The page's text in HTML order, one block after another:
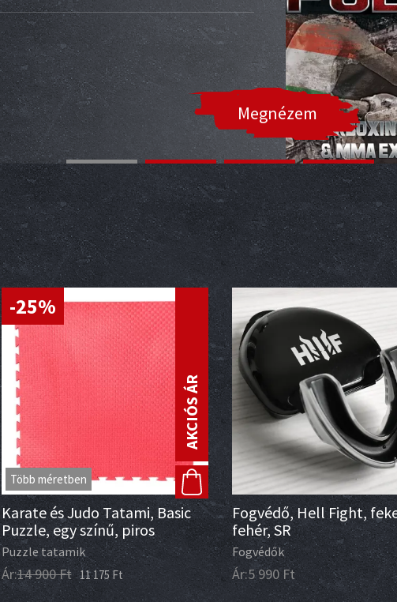
Megnézem
AKCIÓS ÁR
Több méretben
-25%
Karate és Judo Tatami, Basic
Puzzle, egy színű, piros
Puzzle tatamik
Ár:14 900Ft 11 175 Ft
Fogvédő, Hell Fight,
fehér, SR
Fogvédők
Ár:5 990Ft